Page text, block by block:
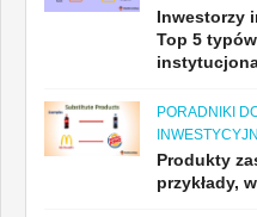
Inwestorzy
Top 5
PORADNIKI
Produkty
przykłady,